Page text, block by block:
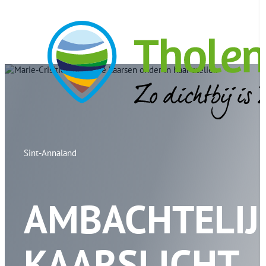
Sint-Annaland
AMBACHTELIJK